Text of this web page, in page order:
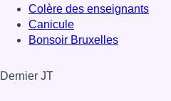
Colère des enseignants
Canicule
Bonsoir Bruxelles
Dernier JT